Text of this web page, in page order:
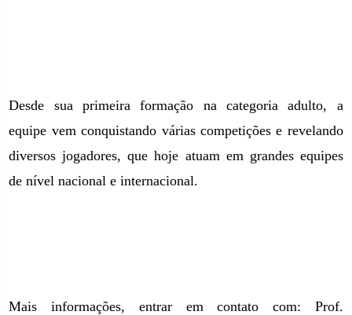
Desde sua primeira formação na categoria adulto, a
equipe vem conquistando várias competições e revelando
diversos jogadores, que hoje atuam em grandes equipes
de nível nacional e internacional.
Mais informações, entrar em contato com: Prof.